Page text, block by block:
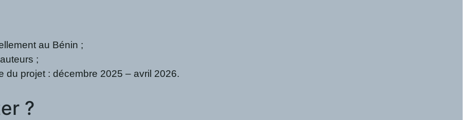
au Bénin ;
;
du projet : décembre 2025 – avril 2026.
?